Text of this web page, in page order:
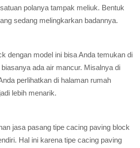
polanya tampak meliuk. Bentuk
sedang melingkarkan badannya.
dengan model ini bisa Anda temukan di
ada air mancur. Misalnya di
perlihatkan di halaman rumah
lebih menarik.
jasa pasang tipe cacing paving block
Hal ini karena tipe cacing paving